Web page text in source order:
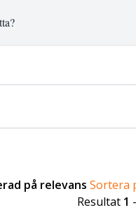
på relevans Sortera
Resultat 1 -